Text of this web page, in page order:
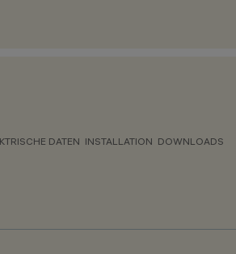
DATEN INSTALLATION DOWNLOADS